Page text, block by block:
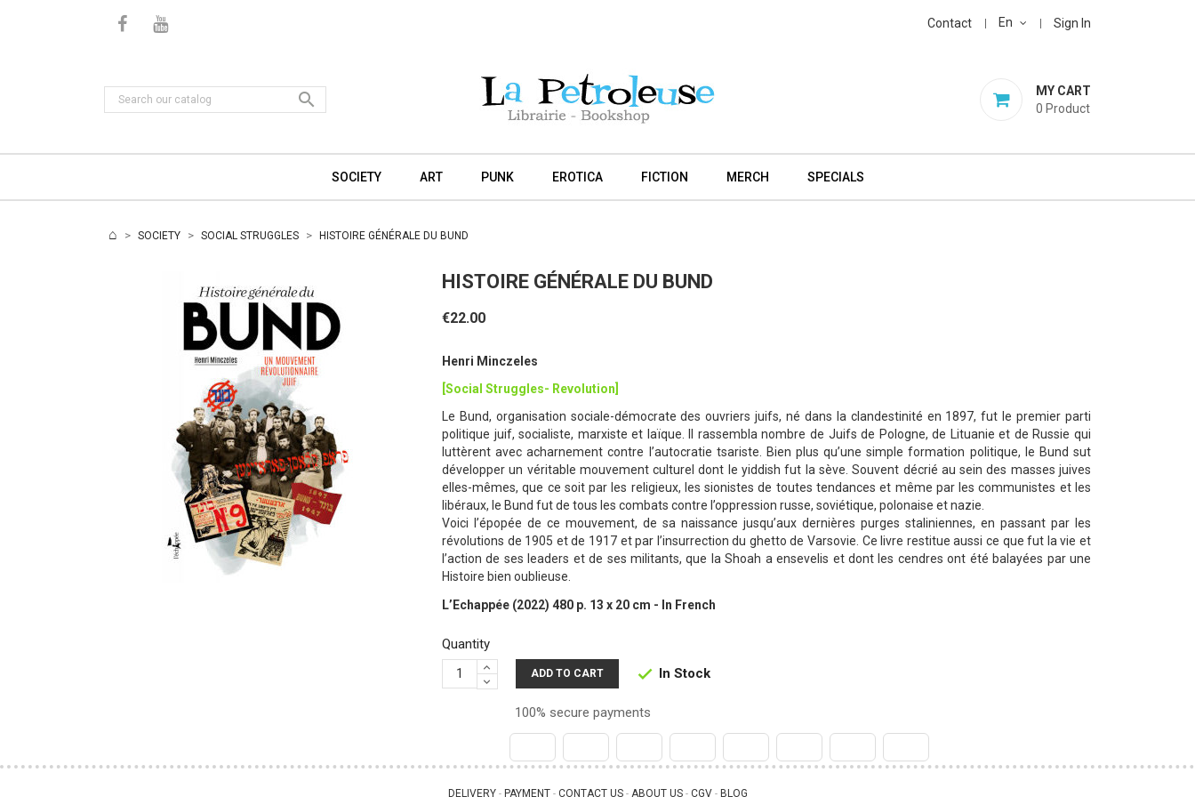
Contact En Sign In
MY CART
0 Product

SOCIETY ART PUNK EROTICA FICTION MERCH SPECIALS
SOCIETY SOCIAL STRUGGLES HISTOIRE GÉNÉRALE DU BUND
HISTOIRE GÉNÉRALE DU BUND
€22.00
Henri Minczeles
[Social Struggles- Revolution]
Le Bund, organisation sociale-démocrate des ouvriers juifs, né dans la clandestinité en 1897, fut le premier parti
politique juif, socialiste, marxiste et laïque. Il rassembla nombre de Juifs de Pologne, de Lituanie et de Russie qui
luttèrent avec acharnement contre l’autocratie tsariste. Bien plus qu’une simple formation politique, le Bund sut
développer un véritable mouvement culturel dont le yiddish fut la sève. Souvent décrié au sein des masses juives
elles-mêmes, que ce soit par les religieux, les sionistes de toutes tendances et même par les communistes et les
libéraux, le Bund fut de tous les combats contre l’oppression russe, soviétique, polonaise et nazie.
Voici l’épopée de ce mouvement, de sa naissance jusqu’aux dernières purges staliniennes, en passant par les
révolutions de 1905 et de 1917 et par l’insurrection du ghetto de Varsovie. Ce livre restitue aussi ce que fut la vie et
l’action de ses leaders et de ses militants, que la Shoah a ensevelis et dont les cendres ont été balayées par une
Histoire bien oublieuse.
L’Echappée (2022) 480 p. 13 x 20 cm - In French
Quantity
ADD TO CART  In Stock
100% secure payments
DELIVERY - PAYMENT - CONTACT US - ABOUT US - CGV - BLOG